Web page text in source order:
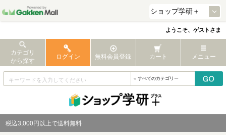
ようこそ、ゲストさま
カテゴリ
から探す
ログイン 無料会員登録 カート メニュー
税込3,000円以上で送料無料